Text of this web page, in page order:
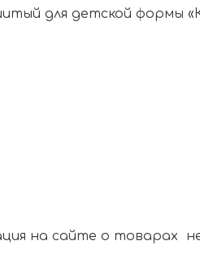
для детской формы
на сайте о товарах